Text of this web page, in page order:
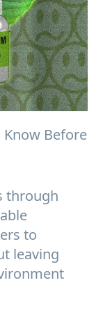
Know Before
through
to
leaving